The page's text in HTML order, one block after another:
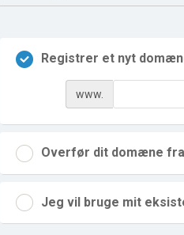
Registrer et nyt
www.
Overfør dit domæne
Jeg vil bruge mit